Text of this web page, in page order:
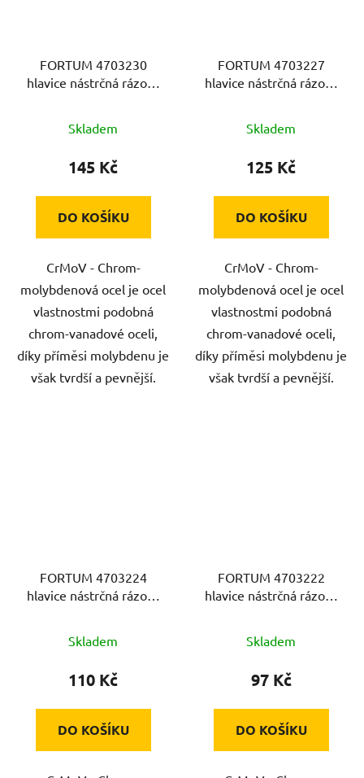
FORTUM 4703230
hlavice nástrčná rázová
Skladem
145 Kč
DO KOŠÍKU
CrMoV - Chrom-
molybdenová ocel je ocel
vlastnostmi podobná
chrom-vanadové oceli,
díky příměsi molybdenu je
však tvrdší a pevnější.
FORTUM 4703227
hlavice nástrčná rázová
Skladem
125 Kč
DO KOŠÍKU
CrMoV - Chrom-
molybdenová ocel je ocel
vlastnostmi podobná
chrom-vanadové oceli,
díky příměsi molybdenu je
však tvrdší a pevnější.
FORTUM 4703224
hlavice nástrčná rázová
Skladem
110 Kč
DO KOŠÍKU
FORTUM 4703222
hlavice nástrčná rázová
Skladem
97 Kč
DO KOŠÍKU